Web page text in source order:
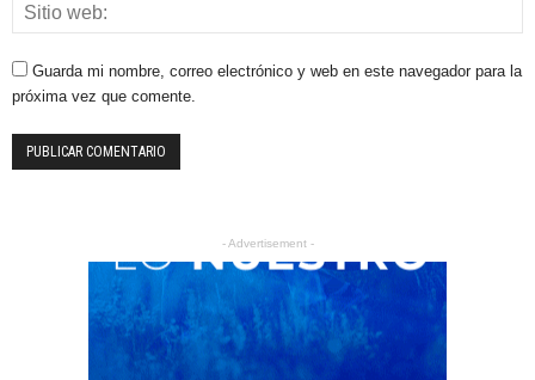
Guarda mi nombre, correo electrónico y web en este navegador para la
próxima vez que comente.
- Advertisement -